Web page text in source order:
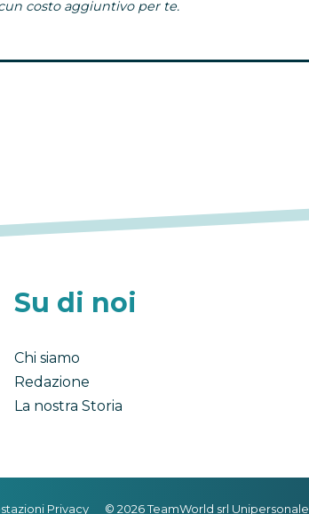
costo aggiuntivo per te.
Su di noi
Chi siamo
Redazione
La nostra Storia
Privacy © 2026 TeamWorld srl Unipersonale